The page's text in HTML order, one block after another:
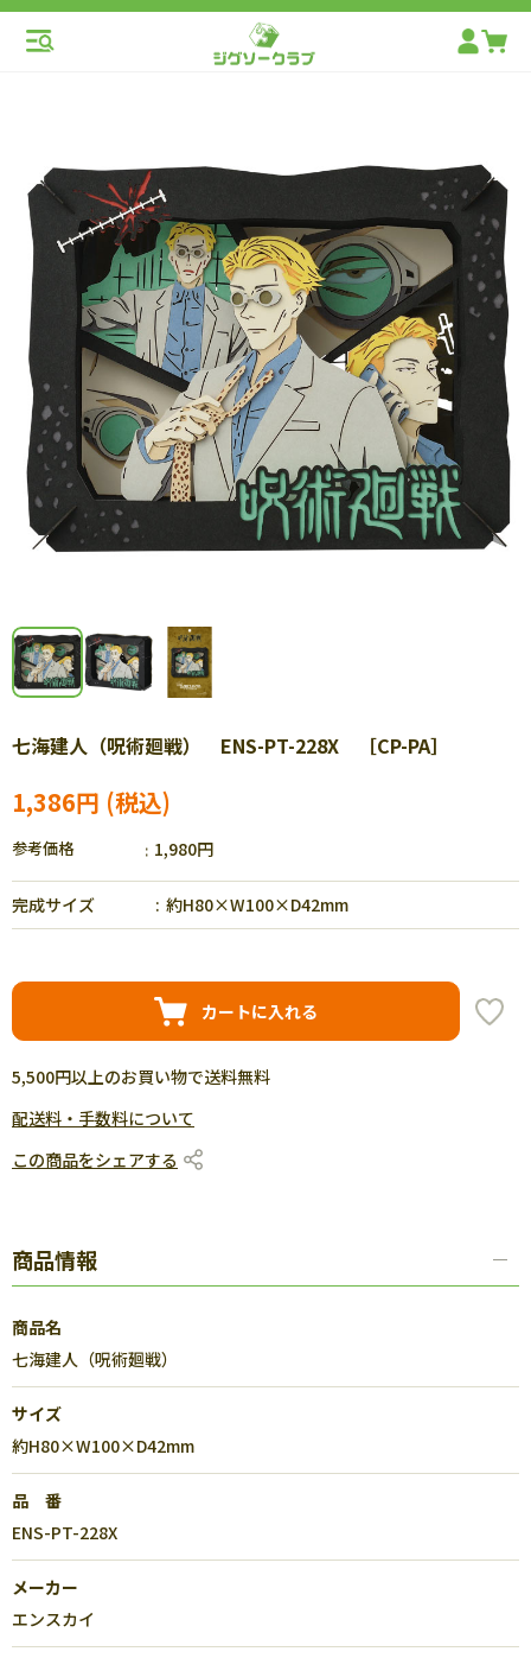
七海建人（呪術廻戦） ENS-PT-228X ［CP-PA］
1,386円
参考価格 1,980円
完成サイズ 約H80×W100×D42mm
カートに入れる
5,500円以上のお買い物で送料無料
配送料・手数料について
この商品をシェアする
商品情報
商品名
七海建人（呪術廻戦）
サイズ
約H80×W100×D42mm
品 番
ENS-PT-228X
メーカー
エンスカイ